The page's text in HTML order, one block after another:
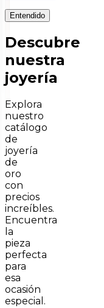
Entendido
Descubre
nuestra
joyería
Explora
nuestro
catálogo
de
joyería
de
oro
con
precios
increíbles.
Encuentra
la
pieza
perfecta
para
esa
ocasión
especial.